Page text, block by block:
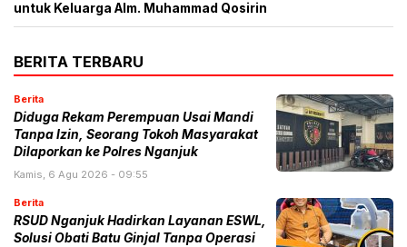
untuk Keluarga Alm. Muhammad Qosirin
BERITA TERBARU
Berita
Diduga Rekam Perempuan Usai Mandi
Tanpa Izin, Seorang Tokoh Masyarakat
Dilaporkan ke Polres Nganjuk
Kamis, 6 Agu 2026 - 09:55
Berita
RSUD Nganjuk Hadirkan Layanan ESWL,
Solusi Obati Batu Ginjal Tanpa Operasi